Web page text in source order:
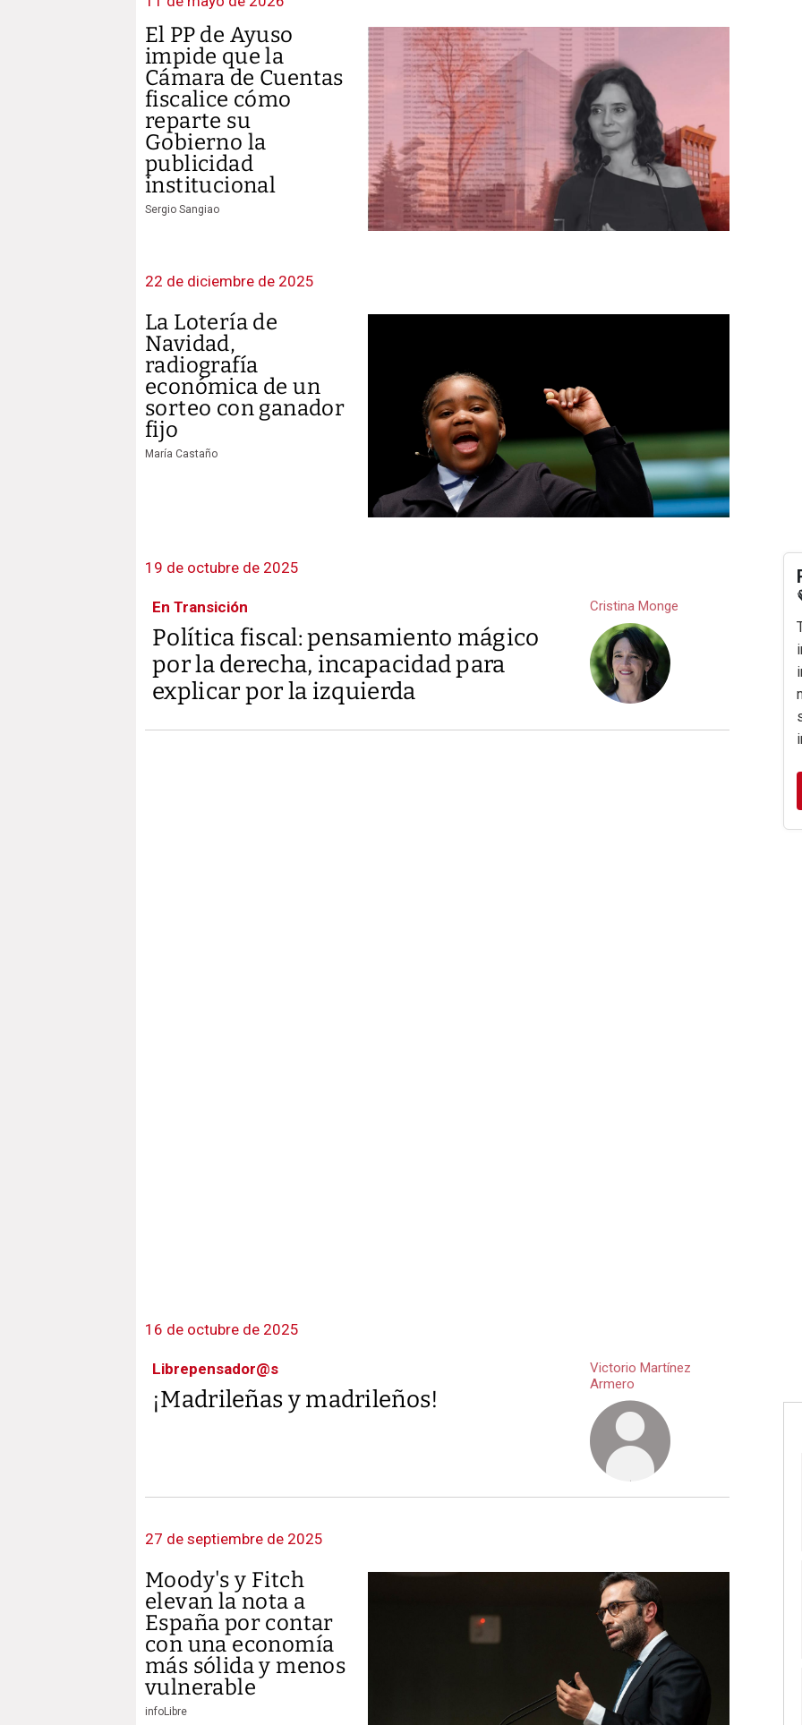
El PP de Ayuso
impide que la
Cámara de Cuentas
fiscalice cómo
reparte su
Gobierno la
publicidad
institucional
Sergio Sangiao
22 de diciembre de 2025
La Lotería de
Navidad,
radiografía
económica de un
sorteo con ganador
fijo
María Castaño
19 de octubre de 2025
En Transición
Política fiscal: pensamiento mágico
por la derecha, incapacidad para
explicar por la izquierda
Cristina Monge
16 de octubre de 2025
Librepensador@s
¡Madrileñas y madrileños!
Victorio Martínez
Armero
27 de septiembre de 2025
Moody's y Fitch
elevan la nota a
España por contar
con una economía
más sólida y menos
vulnerable
infoLibre